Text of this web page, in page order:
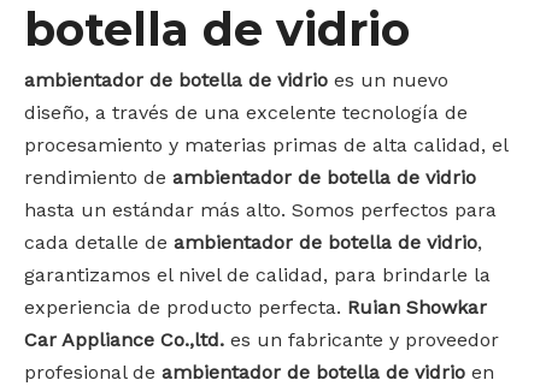
botella de vidrio
ambientador de botella de vidrio es un nuevo
diseño, a través de una excelente tecnología de
procesamiento y materias primas de alta calidad, el
rendimiento de ambientador de botella de vidrio
hasta un estándar más alto. Somos perfectos para
cada detalle de ambientador de botella de vidrio,
garantizamos el nivel de calidad, para brindarle la
experiencia de producto perfecta. Ruian Showkar
Car Appliance Co.,ltd. es un fabricante y proveedor
profesional de ambientador de botella de vidrio en